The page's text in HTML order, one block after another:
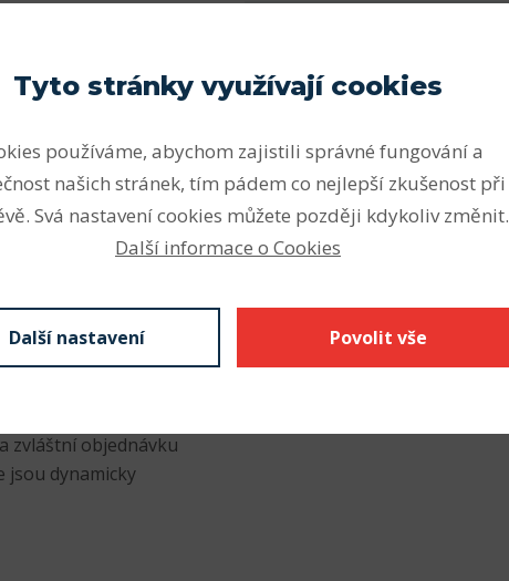
s typy SPA,
(GG) podle
0,9 %, S menší než
ISO 1940. Po
35 m/s. Na
zvláštní objednávku
jsou dynamicky
Hmotnost AC
Tyto stránky využívají cookies
používáme, abychom zajistili správné fungování a
našich stránek, tím pádem co nejlepší zkušenost při
Svá nastavení cookies můžete později kdykoliv změnit.
Další informace o Cookies
Další nastavení Povolit vše